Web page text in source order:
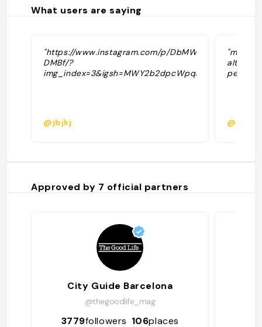
What users are saying
"https://www.instagram.com/p/DbMWXx-
DMBf/?
img_index=3&igsh=MWY2b2dpcWpqaDB5Ng=="
@jbjkj
peut
@
Approved by 7 official partners
City Guide Barcelona
@thegoodlife_mag
3779followers 106places